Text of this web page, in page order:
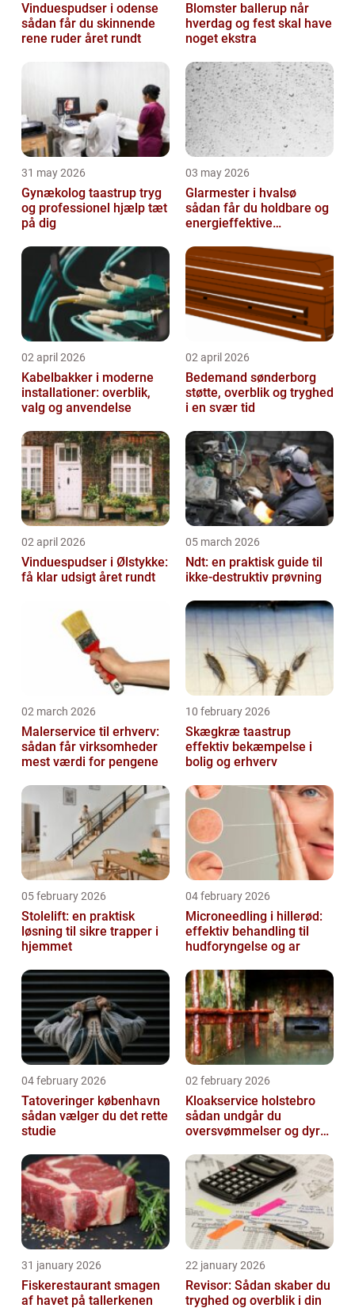
Vinduespudser i odense
sådan får du skinnende
rene ruder året rundt
Blomster ballerup når
hverdag og fest skal have
noget ekstra
31 may 2026
Gynækolog taastrup tryg
og professionel hjælp tæt
på dig
03 may 2026
Glarmester i hvalsø
sådan får du holdbare og
energieffektive
02 april 2026
Kabelbakker i moderne
installationer: overblik,
valg og anvendelse
02 april 2026
Bedemand sønderborg
støtte, overblik og tryghed
i en svær tid
02 april 2026
Vinduespudser i Ølstykke:
få klar udsigt året rundt
05 march 2026
Ndt: en praktisk guide til
ikke-destruktiv prøvning
02 march 2026
Malerservice til erhverv:
sådan får virksomheder
mest værdi for pengene
10 february 2026
Skægkræ taastrup
effektiv bekæmpelse i
bolig og erhverv
05 february 2026
Stolelift: en praktisk
løsning til sikre trapper i
hjemmet
04 february 2026
Microneedling i hillerød:
effektiv behandling til
hudforyngelse og ar
04 february 2026
Tatoveringer københavn
sådan vælger du det rette
studie
02 february 2026
Kloakservice holstebro
sådan undgår du
oversvømmelser og dyre
31 january 2026
Fiskerestaurant smagen
af havet på tallerkenen
22 january 2026
Revisor: Sådan skaber du
tryghed og overblik i din